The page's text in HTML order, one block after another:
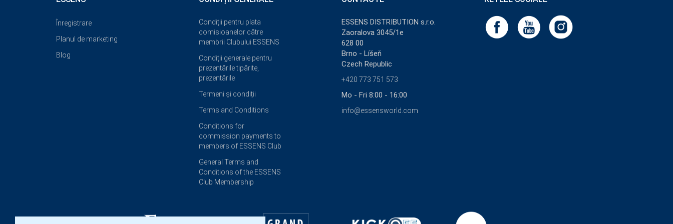
Înregistrare
Planul de marketing
Blog
Condiții pentru plata
comisioanelor către
membrii Clubului ESSENS
Condiții generale pentru
prezentările tipărite,
prezentările
Termeni și condiții
Terms and Conditions
Conditions for
commission payments to
members of ESSENS Club
General Terms and
Conditions of the ESSENS
Club Membership
ESSENS DISTRIBUTION s.r.o.
Zaoralova 3045/1e
628 00
Brno - Líšeň
Czech Republic
+420 773 751 573
Mo - Fri 8:00 - 16:00
info@essensworld.com